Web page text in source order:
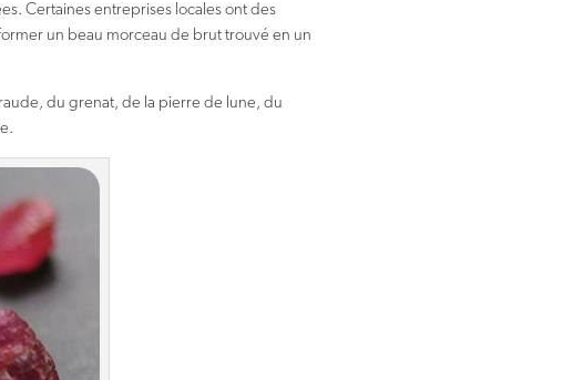
Certaines entreprises locales ont des
un beau morceau de brut trouvé en un
du grenat, de la pierre de lune, du